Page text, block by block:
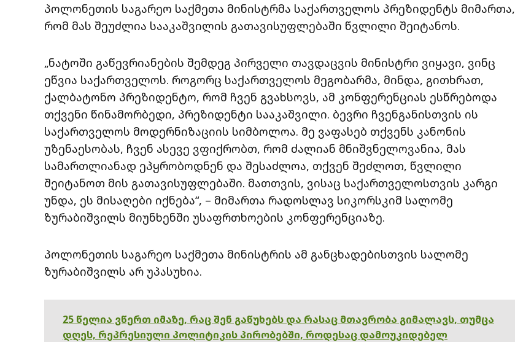
პოლონეთის საგარეო საქმეთა მინისტრმა საქართველოს პრეზიდენტს მიმართა,
რომ მას შეუძლია სააკაშვილის გათავისუფლებაში წვლილი შეიტანოს.
„ნატოში გაწევრიანების შემდეგ პირველი თავდაცვის მინისტრი ვიყავი, ვინც
ეწვია საქართველოს. როგორც საქართველოს მეგობარმა, მინდა, გითხრათ,
ქალბატონო პრეზიდენტო, რომ ჩვენ გვახსოვს, ამ კონფერენციას ესწრებოდა
თქვენი წინამორბედი, პრეზიდენტი სააკაშვილი. ბევრი ჩვენგანისთვის ის
საქართველოს მოდერნიზაციის სიმბოლოა. მე ვაფასებ თქვენს კანონის
უზენაესობას, ჩვენ ასევე ვფიქრობთ, რომ ძალიან მნიშვნელოვანია, მას
სამართლიანად ეპყრობოდნენ და შესაძლოა, თქვენ შეძლოთ, წვლილი
შეიტანოთ მის გათავისუფლებაში. მათთვის, ვისაც საქართველოსთვის კარგი
უნდა, ეს მისაღები იქნება“, – მიმართა რადოსლავ სიკორსკიმ სალომე
ზურაბიშვილს მიუნხენში უსაფრთხოების კონფერენციაზე.
პოლონეთის საგარეო საქმეთა მინისტრის ამ განცხადებისთვის სალომე
ზურაბიშვილს არ უპასუხია.
25 წელია ვწერთ იმაზე, რაც შენ გაწუხებს და რასაც მთავრობა გიმალავს, თუმცა
დღეს, რეპრესიული პოლიტიკის პირობებში, როდესაც დამოუკიდებელ